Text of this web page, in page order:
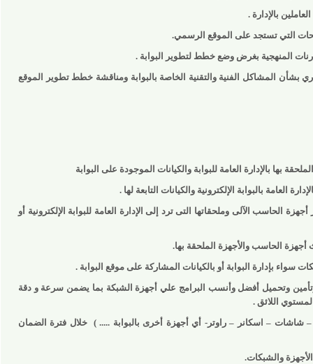
بالإدارة .
تستجد على الموقع الرسمي.
بغرض وضع خطط لتطوير البوابة .
المشاكل الفنية والتقنية الخاصة بالبوابة ومناقشة خطط تطوير الموقع
بالإدارة العامة للبوابة والكيانات الموجودة على البوابة
بالبوابة الإلكترونية والكيانات التابعة لها .
الآلى وملحقاتها التى ترد إلى الإدارة العامة للبوابة الإلكترونية أو
الحاسب والأجهزة الملحقة بها.
بإدارة البوابة أو بالكيانات المشاركة على موقع البوابة .
وتحميل أفضل وأنسب البرامج علي أجهزة الشبكة بما يضمن سرعة و دقة
اللائق .
– اسكانر – راوتر- أي أجهزة أخرى بالبوابة ..... ) خلال فترة الضمان
والشبكات.